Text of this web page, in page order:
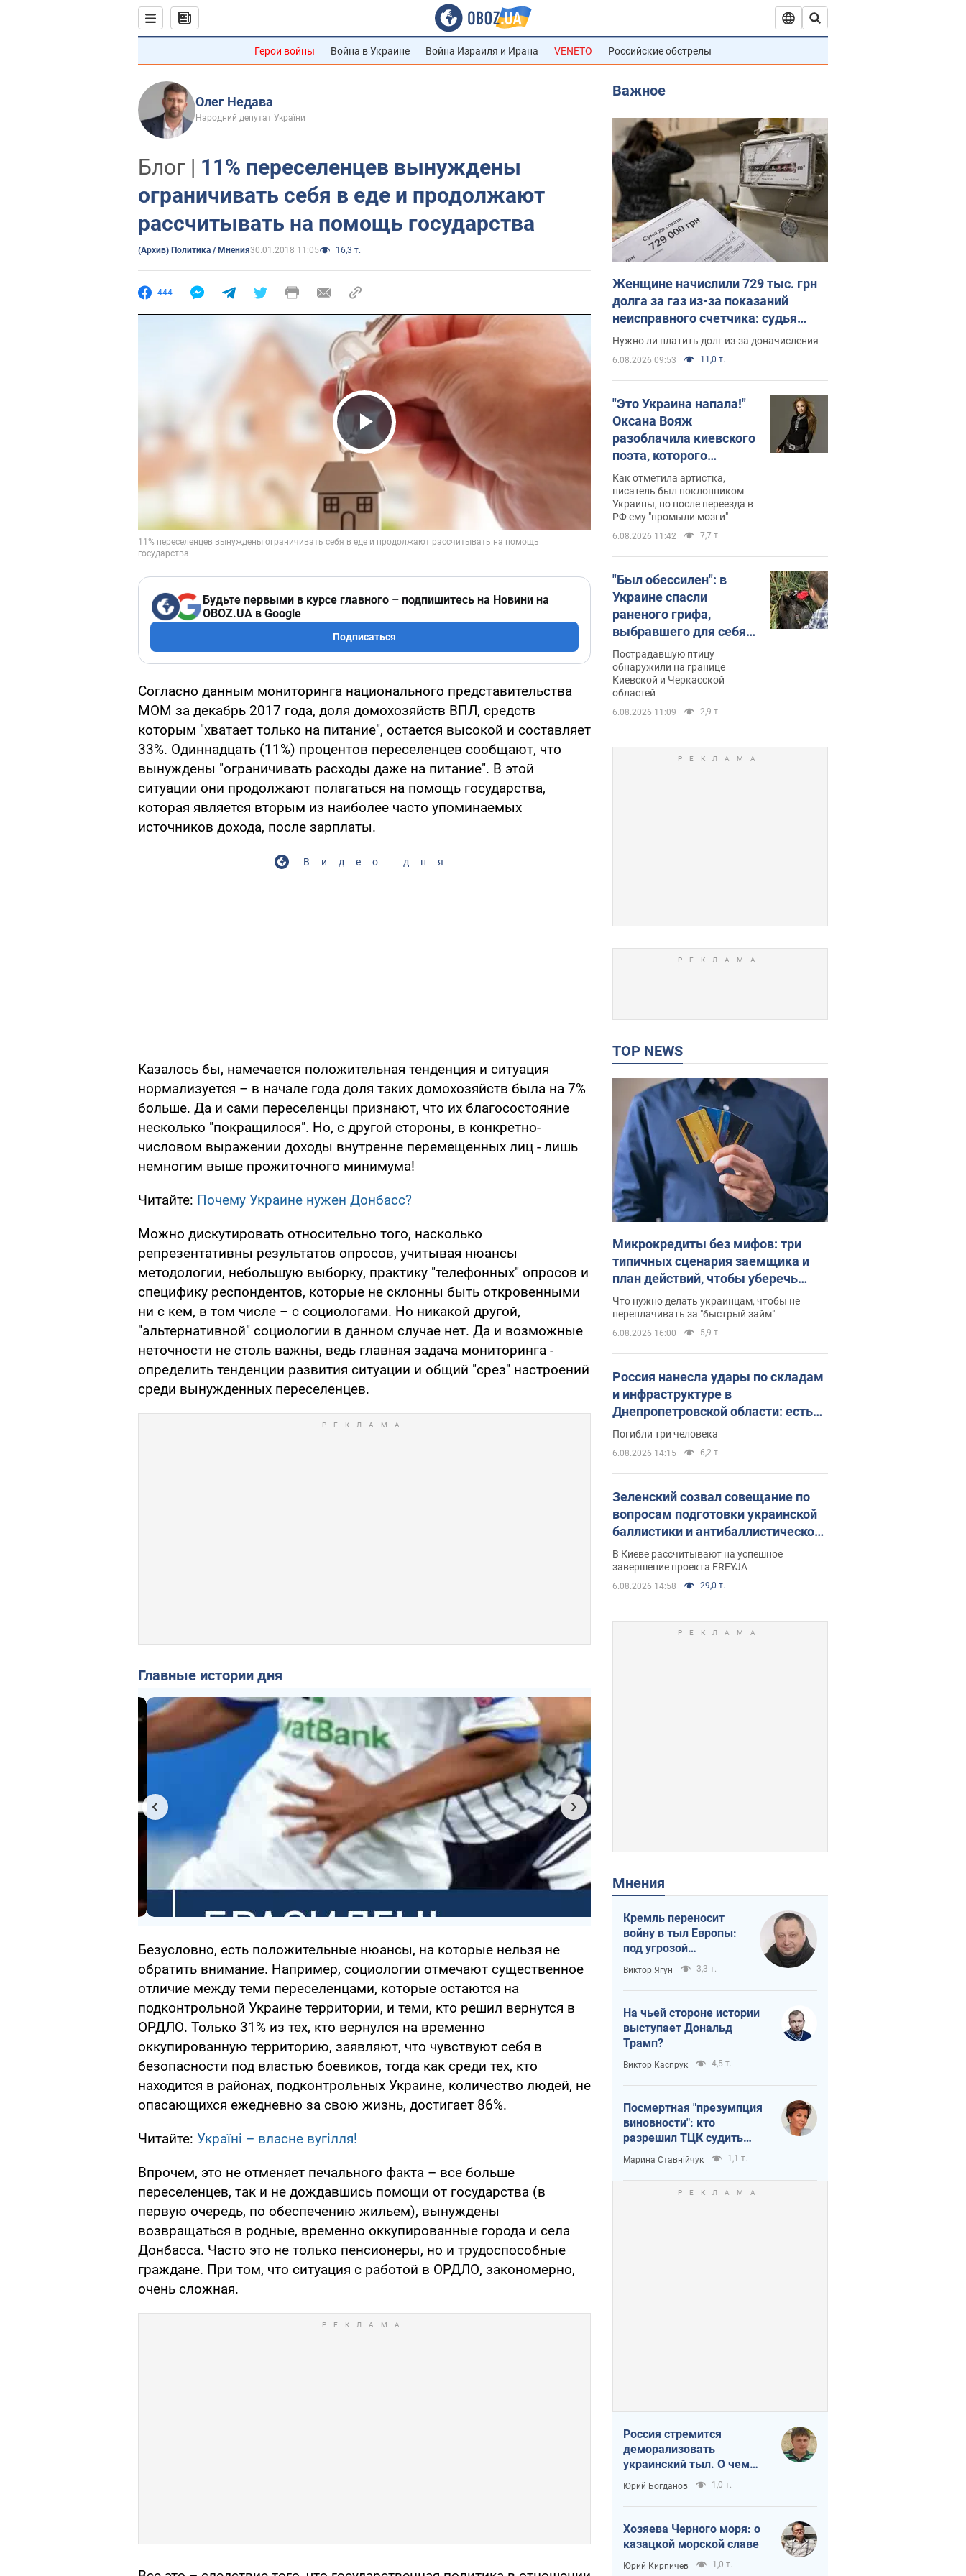
Герои войны Война в Украине Война Израиля и Ирана VENETO Российские обстрелы
Олег Недава
Народний депутат України
Блог | 11% переселенцев вынуждены
ограничивать себя в еде и продолжают
рассчитывать на помощь государства
(Архив) Политика / Мнения30.01.2018 11:05 16,3 т.
444
Play Video
Будьте первыми в курсе главного – подпишитесь на Новини на
OBOZ.UA в Google
Подписаться
Согласно данным мониторинга национального представительства
МОМ за декабрь 2017 года, доля домохозяйств ВПЛ, средств
которым "хватает только на питание", остается высокой и составляет
33%. Одиннадцать (11%) процентов переселенцев сообщают, что
вынуждены "ограничивать расходы даже на питание". В этой
ситуации они продолжают полагаться на помощь государства,
которая является вторым из наиболее часто упоминаемых
источников дохода, после зарплаты.
Видео дня
Казалось бы, намечается положительная тенденция и ситуация
нормализуется – в начале года доля таких домохозяйств была на 7%
больше. Да и сами переселенцы признают, что их благосостояние
несколько "покращилося". Но, с другой стороны, в конкретно-
числовом выражении доходы внутренне перемещенных лиц - лишь
немногим выше прожиточного минимума!
Читайте: Почему Украине нужен Донбасс?
Можно дискутировать относительно того, насколько
репрезентативны результатов опросов, учитывая нюансы
методологии, небольшую выборку, практику "телефонных" опросов и
специфику респондентов, которые не склонны быть откровенными
ни с кем, в том числе – с социологами. Но никакой другой,
"альтернативной" социологии в данном случае нет. Да и возможные
неточности не столь важны, ведь главная задача мониторинга -
определить тенденции развития ситуации и общий "срез" настроений
среди вынужденных переселенцев.
Главные истории дня
Безусловно, есть положительные нюансы, на которые нельзя не
обратить внимание. Например, социологии отмечают существенное
отличие между теми переселенцами, которые остаются на
подконтрольной Украине территории, и теми, кто решил вернутся в
ОРДЛО. Только 31% из тех, кто вернулся на временно
оккупированную территорию, заявляют, что чувствуют себя в
безопасности под властью боевиков, тогда как среди тех, кто
находится в районах, подконтрольных Украине, количество людей, не
опасающихся ежедневно за свою жизнь, достигает 86%.
Читайте: Україні – власне вугілля!
Впрочем, это не отменяет печального факта – все больше
переселенцев, так и не дождавшись помощи от государства (в
первую очередь, по обеспечению жильем), вынуждены
возвращаться в родные, временно оккупированные города и села
Донбасса. Часто это не только пенсионеры, но и трудоспособные
граждане. При том, что ситуация с работой в ОРДЛО, закономерно,
очень сложная.
Важное
Женщине начислили 729 тыс. грн
долга за газ из-за показаний
неисправного счетчика: судья
вынес неожиданное решение
Нужно ли платить долг из-за доначисления
6.08.2026 09:53 11,0 т.
"Это Украина напала!"
Оксана Вояж
разоблачила киевского
поэта, которого
"зазомбировали": он
даже русского не знал,
а теперь хочет
геноцида украинцев
Как отметила артистка,
писатель был поклонником
Украины, но после переезда в
РФ ему "промыли мозги"
6.08.2026 11:42 7,7 т.
"Был обессилен": в
Украине спасли
раненого грифа,
выбравшего для себя
нетипичный маршрут.
Фото
Пострадавшую птицу
обнаружили на границе
Киевской и Черкасской
областей
6.08.2026 11:09 2,9 т.
TOP NEWS
Микрокредиты без мифов: три
типичных сценария заемщика и
план действий, чтобы уберечь
свои деньги
Что нужно делать украинцам, чтобы не
переплачивать за "быстрый займ"
6.08.2026 16:00 5,9 т.
Россия нанесла удары по складам
и инфраструктуре в
Днепропетровской области: есть
погибшие и раненые. Фото
Погибли три человека
6.08.2026 14:15 6,2 т.
Зеленский созвал совещание по
вопросам подготовки украинской
баллистики и антибаллистической
программы FREYJA: какие
решения готовятся
В Киеве рассчитывают на успешное
завершение проекта FREYJA
6.08.2026 14:58 29,0 т.
Мнения
Кремль переносит
войну в тыл Европы:
под угрозой
критическая
логистика
Виктор Ягун 3,3 т.
На чьей стороне истории
выступает Дональд
Трамп?
Виктор Каспрук 4,5 т.
Посмертная "презумпция
виновности": кто
разрешил ТЦК судить
погибших защитников
Марина Ставнійчук 1,1 т.
Россия стремится
деморализовать
украинский тыл. О чем
стоит себе напомнить
Юрий Богданов 1,0 т.
Хозяева Черного моря: о
казацкой морской славе
Юрий Кирпичев 1,0 т.